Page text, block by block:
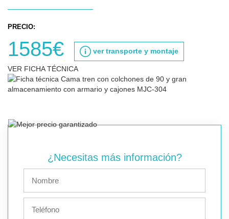
PRECIO:
1585€ ver transporte y montaje
VER FICHA TÉCNICA
¿Necesitas más información?